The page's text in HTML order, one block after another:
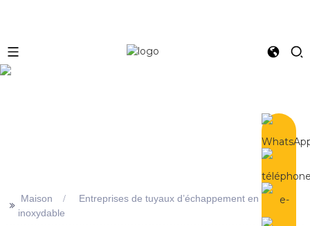
>> Maison
Entreprises de tuyaux d’échappement en acier
inoxydable